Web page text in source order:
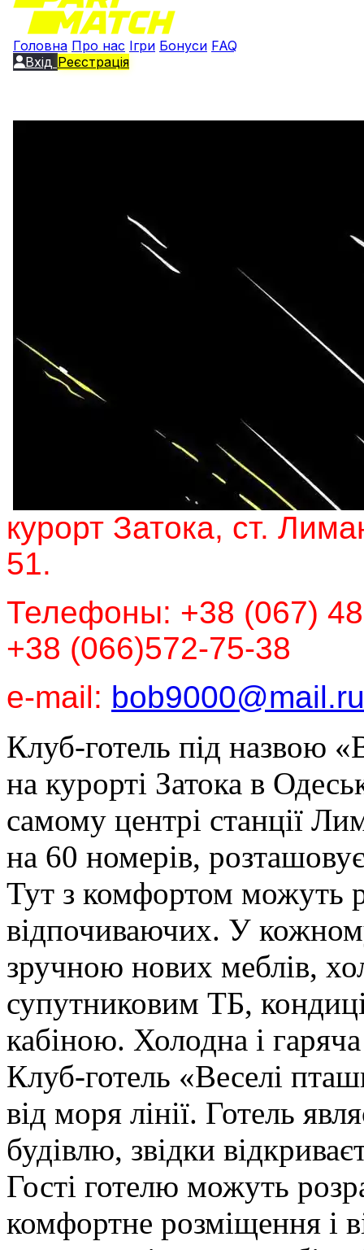
курорт Затока, ст.
51.
Телефоны: +38 (067)
+38 (066)572-75-38
e-mail: bob9000@mail.ru
Клуб-готель під назвою
на курорті Затока в
самому центрі станції
на 60 номерів,
Тут з комфортом можуть
відпочиваючих. У
зручною нових меблів,
супутниковим ТБ,
кабіною. Холодна і
Клуб-готель «Веселі
від моря лінії. Готель
будівлю, звідки
Гості готелю можуть
комфортне розміщення і